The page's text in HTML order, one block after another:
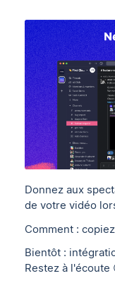
Donnez aux
de votre vidéo
Comment :
Bientôt :
Restez à l'écoute